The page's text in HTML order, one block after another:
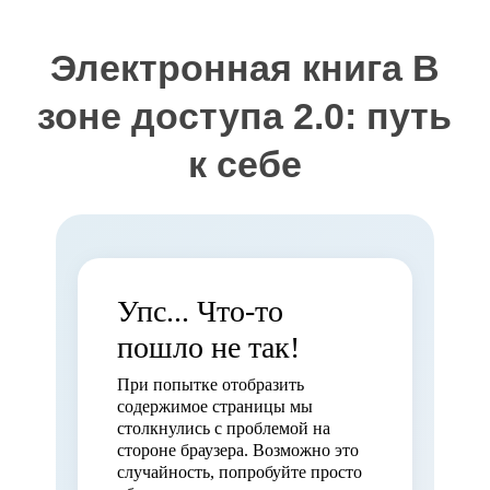
Электронная книга В
зоне доступа 2.0: путь
к себе